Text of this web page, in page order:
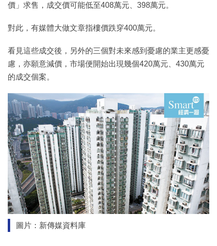
價」求售，成交價可能低至408萬元、398萬元。
對此，有媒體大做文章指樓價跌穿400萬元。
看見這些成交後，另外的三個對未來感到憂慮的業主更感憂
慮，亦願意減價，市場便開始出現幾個420萬元、430萬元
的成交個案。
圖片：新傳媒資料庫